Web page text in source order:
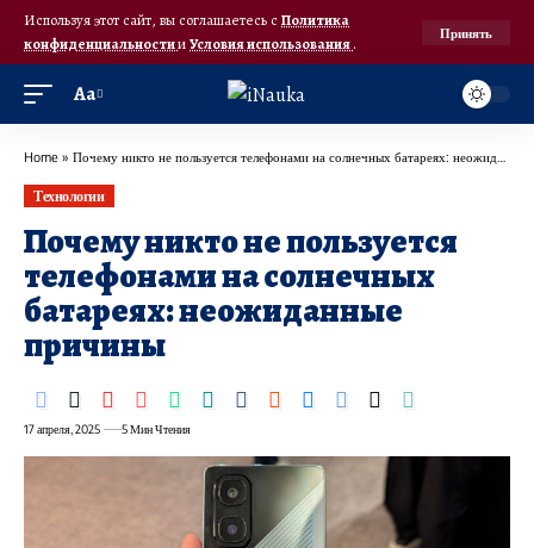
Используя этот сайт, вы соглашаетесь с Политика
конфиденциальностииУсловия использования.
Принять
Аа
Home » Почему никто не пользуется телефонами на солнечных батареях: неожиданные причины
Технологии
Почему никто не пользуется
телефонами на солнечных
батареях: неожиданные
причины
17 апреля, 2025 5 Мин Чтения